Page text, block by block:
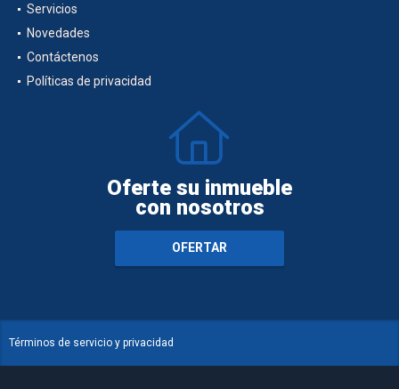
Servicios
Novedades
Contáctenos
Políticas de privacidad
Oferte su inmueble
con nosotros
OFERTAR
Términos de servicio y privacidad